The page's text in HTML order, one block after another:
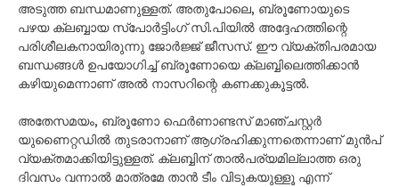
അടുത്ത ബന്ധമാണുള്ളത്. അതുപോലെ, ബ്രൂണോയുടെ
പഴയ ക്ലബ്ബായ സ്പോർട്ടിംഗ് സി.പിയിൽ അദ്ദേഹത്തിന്റെ
പരിശീലകനായിരുന്നു ജോർജ്ജ് ജീസസ്. ഈ വ്യക്തിപരമായ
ബന്ധങ്ങൾ ഉപയോഗിച്ച് ബ്രൂണോയെ ക്ലബ്ബിലെത്തിക്കാൻ
കഴിയുമെന്നാണ് അൽ നാസറിന്റെ കണക്കുകൂട്ടൽ.
അതേസമയം, ബ്രൂണോ ഫെർണാണ്ടസ് മാഞ്ചസ്റ്റർ
യുണൈറ്റഡിൽ തുടരാനാണ് ആഗ്രഹിക്കുന്നതെന്നാണ് മുൻപ്
വ്യക്തമാക്കിയിട്ടുള്ളത്. ക്ലബ്ബിന് താൽപര്യമില്ലാത്ത ഒരു
ദിവസം വന്നാൽ മാത്രമേ താൻ ടീം വിടുകയുള്ളൂ എന്ന്